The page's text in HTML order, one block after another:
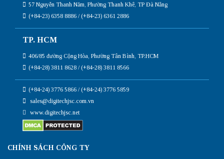
57 Nguyễn Thanh Năm, Phường Thanh Khê, TP Đà Nẵng
(+84-23) 6358 8886 / (+84-23) 6361 2886
TP. HCM
406/85 đường Cộng Hòa, Phường Tân Bình, TP.HCM
(+84-28) 3811 8628 / (+84-28) 3811 8566
(+84-24) 3776 5866 / (+84-24) 3776 5859
sales@digitechjsc.com.vn
www.digitechjsc.net
CHÍNH SÁCH CÔNG TY